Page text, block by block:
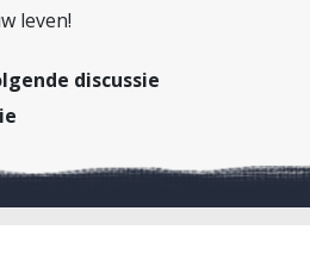
leven!
discussie